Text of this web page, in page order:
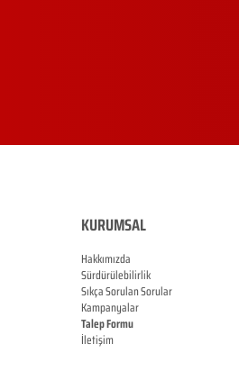
KURUMSAL
Hakkımızda
Sürdürülebilirlik
Sıkça Sorulan Sorular
Kampanyalar
Talep Formu
İletişim